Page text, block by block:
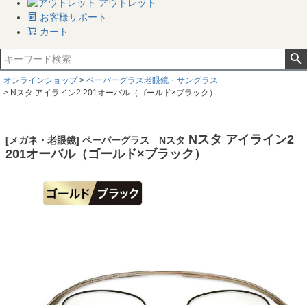
アウトレット
お客様サポート
カート
オンラインショップ
ペーパーグラス老眼鏡・サングラス
Nスタ アイライン2 201オーバル（ゴールド×ブラック）
[メガネ・老眼鏡] ペーパーグラス Nスタ Nスタ アイライン2
201オーバル（ゴールド×ブラック）